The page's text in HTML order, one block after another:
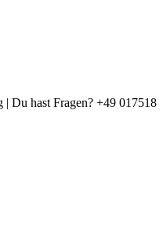
Du hast Fragen? +49 017518